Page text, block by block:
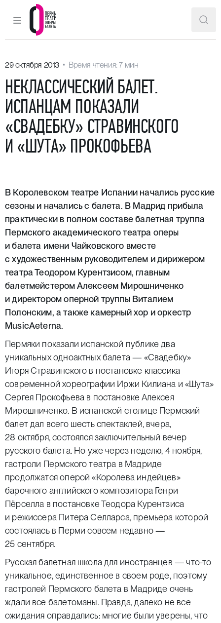
ГЛАВНОЕ МЕНЮ
Пермский театр оперы и балета
29 октября 2013 Время чтения: 7 мин
НЕКЛАССИЧЕСКИЙ БАЛЕТ.
ИСПАНЦАМ ПОКАЗАЛИ
«СВАДЕБКУ» СТРАВИНСКОГО
И «ШУТА» ПРОКОФЬЕВА
В Королевском театре Испании начались русские
сезоны и начались с балета. В Мадрид прибыла
практически в полном составе балетная труппа
Пермского академического театра оперы
и балета имени Чайковского вместе
с художественным руководителем и дирижером
театра Теодором Курентзисом, главным
балетмейстером Алексеем Мирошниченко
и директором оперной труппы Виталием
Полонским, а также камерный хор и оркестр
MusicAeterna.
Пермяки показали испанской публике два
уникальных одноактных балета — «Свадебку»
Игоря Стравинского в постановке классика
современной хореографии Иржи Килиана и «Шута»
Сергея Прокофьева в постановке Алексея
Мирошниченко. В испанской столице Пермский
балет дал всего шесть спектаклей, вчера,
28 октября, состоялся заключительный вечер
русского балета. Но уже через неделю, 4 ноября,
гастроли Пермского театра в Мадриде
продолжатся оперой «Королева индейцев»
барочного английского композитора Генри
Пёрселла в постановке Теодора Курентзиса
и режиссера Питера Селларса, премьера которой
состоялась в Перми совсем недавно —
25 сентября.
Русская балетная школа для иностранцев — что-то
уникальное, единственное в своем роде, поэтому
гастролей Пермского балета в Мадриде очень
ждали все балетоманы. Правда, далеко не все
ожидания оправдались: многие были уверены, что